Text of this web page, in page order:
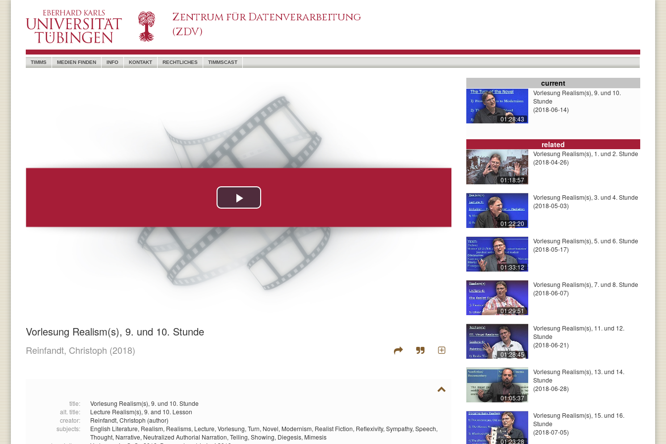
Zentrum für Datenverarbeitung
(ZDV)
TIMMS MEDIEN FINDEN INFO KONTAKT RECHTLICHES TIMMSCAST
Vorlesung Realism(s), 9. und 10. Stunde
Reinfandt, Christoph (2018)
title:
Vorlesung Realism(s), 9. und 10. Stunde
alt. title:
Lecture Realism(s), 9. and 10. Lesson
creator:
Reinfandt, Christoph (author)
subjects:
English Literature, Realism, Realisms, Lecture, Vorlesung, Turn, Novel, Modernism, Realist Fiction, Reflexivity, Sympathy, Speech,
Thought, Narrative, Neutralized Authorial Narration, Telling, Showing, Diegesis, Mimesis
current
01:28:43
Vorlesung Realism(s), 9. und 10.
Stunde
(2018-06-14)
related
01:18:57
Vorlesung Realism(s), 1. und 2. Stunde
(2018-04-26)
01:22:20
Vorlesung Realism(s), 3. und 4. Stunde
(2018-05-03)
01:33:12
Vorlesung Realism(s), 5. und 6. Stunde
(2018-05-17)
01:29:51
Vorlesung Realism(s), 7. und 8. Stunde
(2018-06-07)
01:28:45
Vorlesung Realism(s), 11. und 12.
Stunde
(2018-06-21)
01:05:37
Vorlesung Realism(s), 13. und 14.
Stunde
(2018-06-28)
01:23:28
Vorlesung Realism(s), 15. und 16.
Stunde
(2018-07-05)